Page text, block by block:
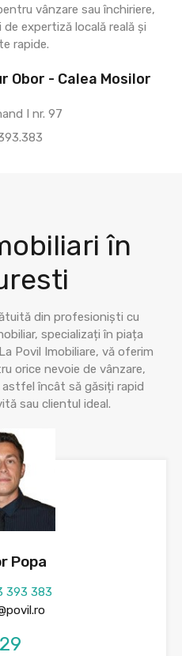
vânzare sau închiriere,
expertiză locală reală și
rapide.
Obor - Calea Mosilor
I nr. 97
în
din profesioniști cu
specializați în piața
Povil Imobiliare, vă oferim
orice nevoie de vânzare,
astfel încât să găsiți rapid
sau clientul ideal.
Popa
393 383